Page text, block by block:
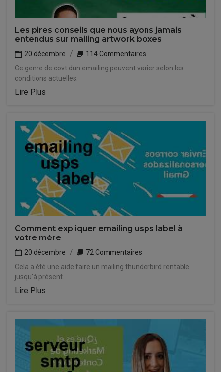
Les pires conseils que nous ayons jamais
entendus sur mailing artwork boxes
20 décembre
114 Commentaires
Ce genre de covt dun emailing peuvent varier selon les
conditions actuelles.
Lire Plus
Comment expliquer emailing usps label à
votre mère
20 décembre
72 Commentaires
Cela a été une aide faire un mailing thunderbird rentable
jusqu'à présent.
Lire Plus